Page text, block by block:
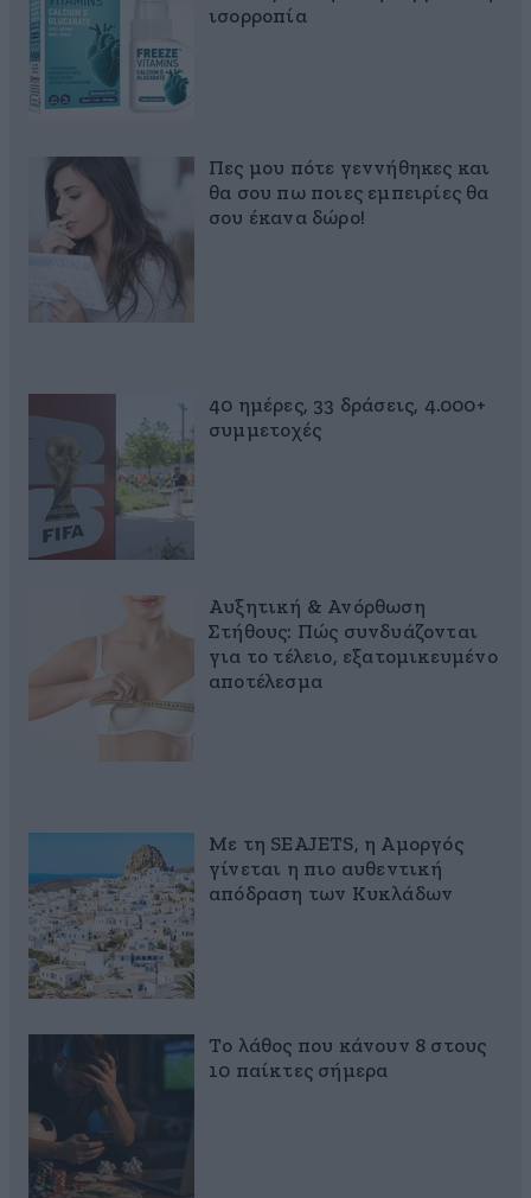
ισορροπία
Πες μου πότε γεννήθηκες και
θα σου πω ποιες εμπειρίες θα
σου έκανα δώρο!
40 ημέρες, 33 δράσεις, 4.000+
συμμετοχές
Αυξητική & Ανόρθωση
Στήθους: Πώς συνδυάζονται
για το τέλειο, εξατομικευμένο
αποτέλεσμα
Με τη SEAJETS, η Αμοργός
γίνεται η πιο αυθεντική
απόδραση των Κυκλάδων
Το λάθος που κάνουν 8 στους
10 παίκτες σήμερα